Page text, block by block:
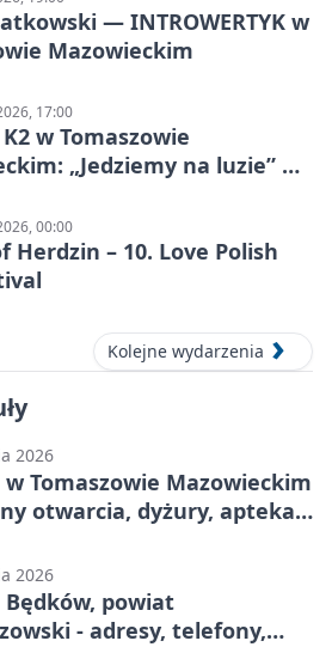
— INTROWERTYK w
Mazowieckim
17:00
w Tomaszowie
„Jedziemy na luzie” w
00:00
Herdzin – 10. Love Polish
Kolejne wydarzenia
2026
Tomaszowie Mazowieckim
otwarcia, dyżury, apteka
2026
powiat
- adresy, telefony,